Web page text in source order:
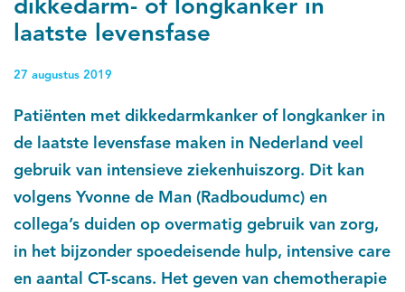
dikkedarm- of longkanker in
laatste levensfase
27 augustus 2019
Patiënten met dikkedarmkanker of longkanker in
de laatste levensfase maken in Nederland veel
gebruik van intensieve ziekenhuiszorg. Dit kan
volgens Yvonne de Man (Radboudumc) en
collega’s duiden op overmatig gebruik van zorg,
in het bijzonder spoedeisende hulp, intensive care
en aantal CT-scans. Het geven van chemotherapie